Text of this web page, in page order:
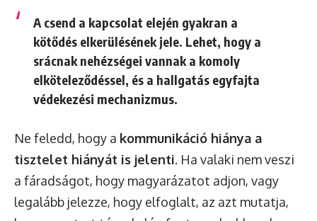
A csend a kapcsolat elején gyakran a
kötődés elkerülésének jele. Lehet, hogy a
srácnak nehézségei vannak a komoly
elköteleződéssel, és a hallgatás egyfajta
védekezési mechanizmus.
Ne feledd, hogy a kommunikáció hiánya a
tisztelet hiányát is jelenti. Ha valaki nem veszi
a fáradságot, hogy magyarázatot adjon, vagy
legalább jelezze, hogy elfoglalt, az azt mutatja,